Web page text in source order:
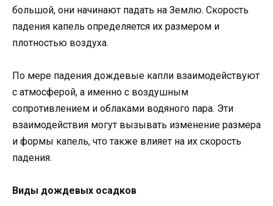
большой, они начинают падать на Землю. Скорость
падения капель определяется их размером и
плотностью воздуха.
По мере падения дождевые капли взаимодействуют
с атмосферой, а именно с воздушным
сопротивлением и облаками водяного пара. Эти
взаимодействия могут вызывать изменение размера
и формы капель, что также влияет на их скорость
падения.
Виды дождевых осадков